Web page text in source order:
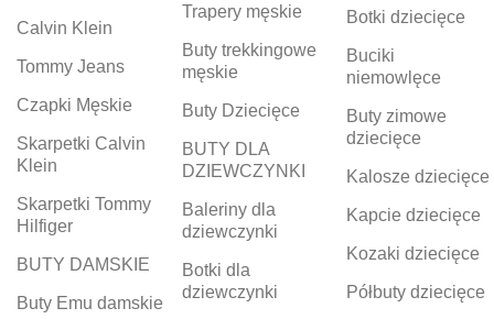
Calvin Klein
Tommy Jeans
Czapki Męskie
Skarpetki Calvin
Klein
Skarpetki Tommy
Hilfiger
BUTY DAMSKIE
Buty Emu damskie
Trapery męskie
Buty trekkingowe
męskie
Buty Dziecięce
BUTY DLA
DZIEWCZYNKI
Baleriny dla
dziewczynki
Botki dla
dziewczynki
Botki dziecięce
Buciki
niemowlęce
Buty zimowe
dziecięce
Kalosze dziecięce
Kapcie dziecięce
Kozaki dziecięce
Półbuty dziecięce